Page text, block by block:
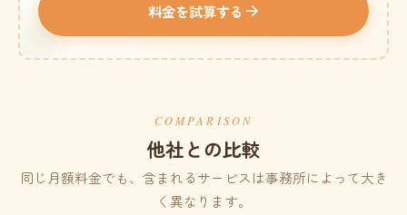
料金を試算する
COMPARISON
他社との比較
同じ月額料金でも、含まれるサービスは事務所によって大き
く異なります。